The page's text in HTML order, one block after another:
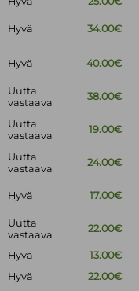
Hyvä 34.00€
Hyvä 40.00€
Uutta
vastaava
38.00€
Uutta
vastaava
19.00€
Uutta
vastaava
24.00€
Hyvä 17.00€
Uutta
vastaava
22.00€
Hyvä
13.00€
Hyvä
22.00€